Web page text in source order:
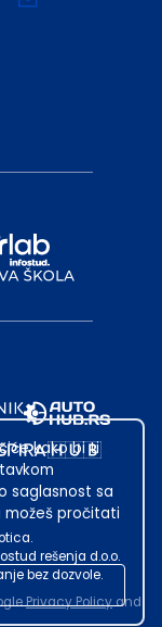
rešenja d.o.o.
bez dozvole.
Privacy Policyand
kako bi ti
saglasnost sa
možeš pročitati